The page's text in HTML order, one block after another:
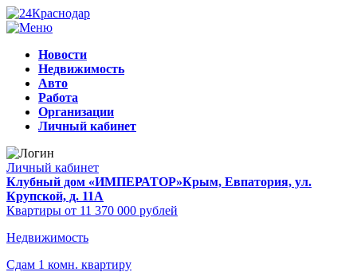
Новости
Недвижимость
Авто
Работа
Организации
Личный кабинет
Личный кабинет
Клубный дом «ИМПЕРАТОР»Крым, Евпатория, ул.
Крупской, д. 11А
Квартиры от 11 370 000 рублей
Недвижимость
Сдам 1 комн. квартиру